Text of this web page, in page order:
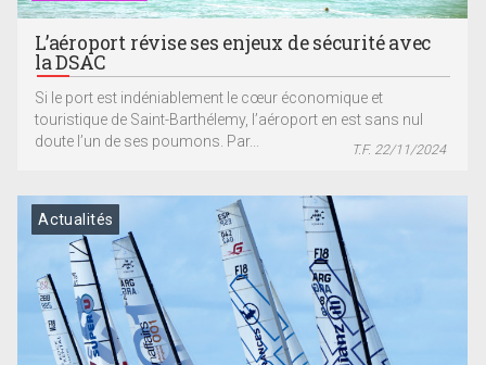
L’aéroport révise ses enjeux de sécurité avec
la DSAC
Si le port est indéniablement le cœur économique et
touristique de Saint-Barthélemy, l’aéroport en est sans nul
doute l’un de ses poumons. Par...
T.F. 22/11/2024
Actualités